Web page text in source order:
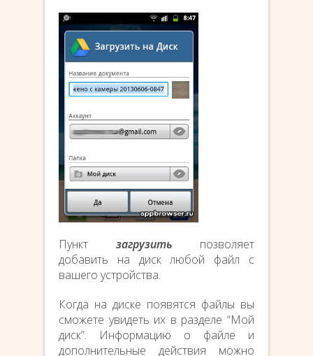
Пункт загрузить позволяет
добавить на диск любой файл с
вашего устройства.
Когда на диске появятся файлы вы
сможете увидеть их в разделе “Мой
диск”. Информацию о файле и
дополнительные действия можно